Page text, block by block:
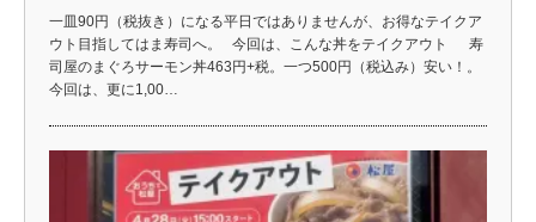
一皿90円（税抜き）になる平日ではありませんが、お得なテイクア
ウト目指してはま寿司へ。 今回は、こんな丼をテイクアウト 寿
司屋のまぐろサーモン丼463円+税。一つ500円（税込み）安い！。
今回は、更に1,00…